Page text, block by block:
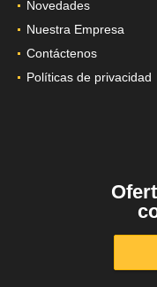
Novedades
Nuestra Empresa
Contáctenos
Políticas de privacidad